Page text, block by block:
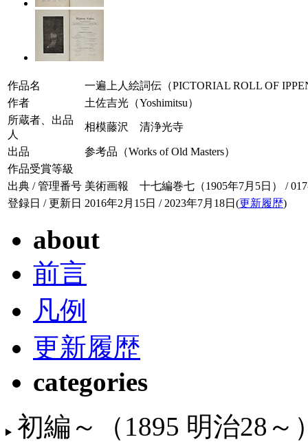
作品名
一遍上人絵詞伝（PICTORIAL ROLL OF
作者
土佐吉光（Yoshimitsu）
所蔵者、出品
人
相模藤沢 清浄光寺
出品
参考品（Works of Old Masters）
作品受賞等級
出典 / 管理番号 美術画報 十七編巻七（1905年7月5日） /
登録日 / 更新日 2016年2月15日 / 2023年7月18日(更新履歴)
about
前言
凡例
更新履歴
categories
初編～（1895 明治28～